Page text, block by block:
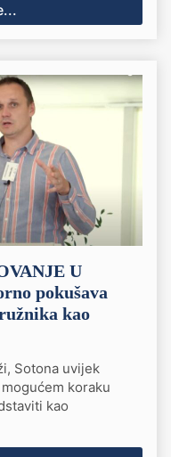
U
pokušava
kao
Sotona uvijek
koraku
kao